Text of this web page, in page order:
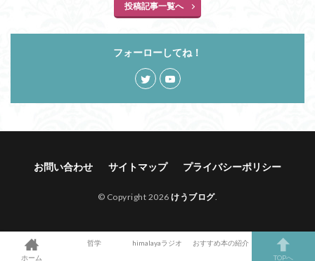
投稿記事一覧へ
フォーローしてね！
お問い合わせ サイトマップ プライバシーポリシー
© Copyright 2026 けうブログ.
ホーム
哲学 himalayaラジオ
おすすめ本の紹介
TOPへ